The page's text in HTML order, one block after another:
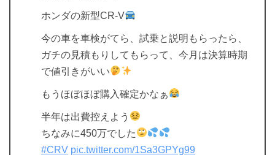
ホンダの新型CR-V
今の車を車検がてら、試乗と説明もらったら、
ガチの見積もりしてもらって、今月は決算時期
で値引きがいい
もうほぼほぼ購入確定かなぁ
半年は出費控えよう
ちなみに450万でした
#CRV pic.twitter.com/1Sa3GPYg99